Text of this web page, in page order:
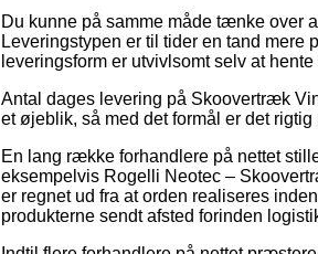
Du kunne på samme måde tænke over
Leveringstypen er til tider en tand mere
leveringsform er utvivlsomt selv at
Antal dages levering på Skoovertræk
et øjeblik, så med det formål er det
En lang række forhandlere på nettet
eksempelvis Rogelli Neotec –
er regnet ud fra at orden realiseres
produkterne sendt afsted forinden